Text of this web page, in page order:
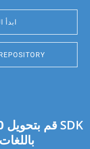
ابدأ
قم بتحويل